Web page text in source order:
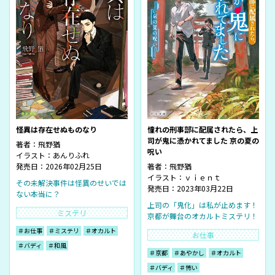
怪異は存在せぬものなり
著者： 飛野猶
イラスト： あんりふれ
発売日：2026年02月25日
その未解決事件は怪異のせいでは
ない――本当に？
ミステリ
＃お仕事 ＃ミステリ
＃オカルト
＃バディ
＃和風
憧れの刑事部に配属されたら、上
司が鬼に憑かれてました 京の夏の
呪い
著者： 飛野猶
イラスト： ｖｉｅｎｔ
発売日：2023年03月22日
上司の「鬼化」は私が止めます！
京都が舞台のオカルトミステリ！
お仕事
＃京都 ＃あやかし
＃オカルト
＃バディ
＃怖い